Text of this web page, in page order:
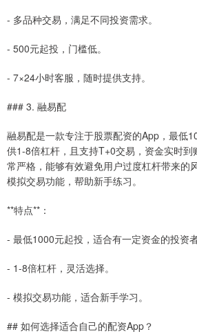
- 多品种交易，满足不同投资需求。
- 500元起投，门槛低。
- 7×24小时客服，随时提供支持。
### 3. 融易配
融易配是一款专注于股票配资的App，最低
供1-8倍杠杆，且支持T+0交易，资金实时
常严格，能够有效避免用户过度杠杆带来的
模拟交易功能，帮助新手练习。
**特点**：
- 最低1000元起投，适合有一定资金的投资者
- 1-8倍杠杆，灵活选择。
- 模拟交易功能，适合新手学习。
## 如何选择适合自己的配资App？